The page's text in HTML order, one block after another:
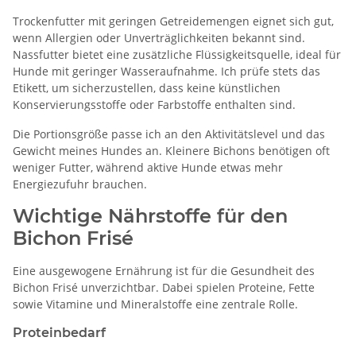
Trockenfutter mit geringen Getreidemengen eignet sich gut,
wenn Allergien oder Unverträglichkeiten bekannt sind.
Nassfutter bietet eine zusätzliche Flüssigkeitsquelle, ideal für
Hunde mit geringer Wasseraufnahme. Ich prüfe stets das
Etikett, um sicherzustellen, dass keine künstlichen
Konservierungsstoffe oder Farbstoffe enthalten sind.
Die Portionsgröße passe ich an den Aktivitätslevel und das
Gewicht meines Hundes an. Kleinere Bichons benötigen oft
weniger Futter, während aktive Hunde etwas mehr
Energiezufuhr brauchen.
Wichtige Nährstoffe für den
Bichon Frisé
Eine ausgewogene Ernährung ist für die Gesundheit des
Bichon Frisé unverzichtbar. Dabei spielen Proteine, Fette
sowie Vitamine und Mineralstoffe eine zentrale Rolle.
Proteinbedarf